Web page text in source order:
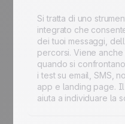
Si tratta di uno
integrato che
dei tuoi messaggi,
percorsi. Viene anche
quando si
i test su email, SMS,
app e landing page.
aiuta a individuare la